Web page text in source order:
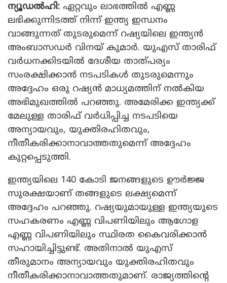
ന്യൂഡൽഹി: ഏറ്റവും ലാഭത്തിൽ എണ്ണ
ലഭിക്കുന്നിടത്ത് നിന്ന് ഇന്ത്യ ഇന്ധനം
വാങ്ങുന്നത് തുടരുമെന്ന് റഷ്യയിലെ ഇന്ത്യൻ
അംബാസഡർ വിനയ് കുമാർ. യുഎസ് താരിഫ്
വർധനക്കിടയിൽ ദേശീയ താത്പര്യം
സംരക്ഷിക്കാൻ നടപടികൾ തുടരുമെന്നും
അദ്ദേഹം ഒരു റഷ്യൻ മാധ്യമത്തിന് നൽകിയ
അഭിമുഖത്തിൽ പറഞ്ഞു. അമേരിക്ക ഇന്ത്യക്ക്
മേലുള്ള താരിഫ് വർധിപ്പിച്ച നടപടിയെ
അന്യായവും, യുക്തിരഹിതവും,
നീതീകരിക്കാനാവാത്തതുമെന്ന് അദ്ദേഹം
കുറ്റപ്പെടുത്തി.
ഇന്ത്യയിലെ 140 കോടി ജനങ്ങളുടെ ഊർജ്ജ
സുരക്ഷയാണ് തങ്ങളുടെ ലക്ഷ്യമെന്ന്
അദ്ദേഹം പറഞ്ഞു. റഷ്യയുമായുള്ള ഇന്ത്യയുടെ
സഹകരണം എണ്ണ വിപണിയിലും ആഗോള
എണ്ണ വിപണിയിലും സ്ഥിരത കൈവരിക്കാൻ
സഹായിച്ചിട്ടുണ്ട്. അതിനാൽ യുഎസ്
തീരുമാനം അന്യായവും യുക്തിരഹിതവും
നീതീകരിക്കാനാവാത്തതുമാണ്. രാജ്യത്തിന്റെ